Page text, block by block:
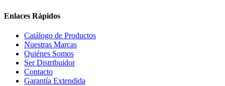
Enlaces Rápidos
Catálogo de Productos
Nuestras Marcas
Quiénes Somos
Ser Distribuidor
Contacto
Garantía Extendida